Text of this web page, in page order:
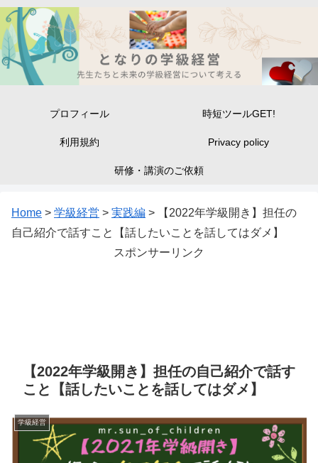
プロフィール 時短ツールGET!
利用規約 Privacy policy
研修・講演のご依頼
Home > 学級経営 > 実践編 >
【2022年学級開き】担任の
自己紹介で話すこと【話したいことを話してはダメ】
スポンサーリンク
【2022年学級開き】担任の自己紹介で話す
こと【話したいことを話してはダメ】
学級経営